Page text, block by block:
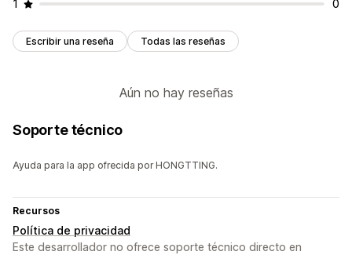
1 0
Escribir una reseña Todas las reseñas
Aún no hay reseñas
Soporte técnico
Ayuda para la app ofrecida por HONGTTING.
Recursos
Política de privacidad
Este desarrollador no ofrece soporte técnico directo en